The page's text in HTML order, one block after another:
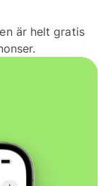
är helt gratis